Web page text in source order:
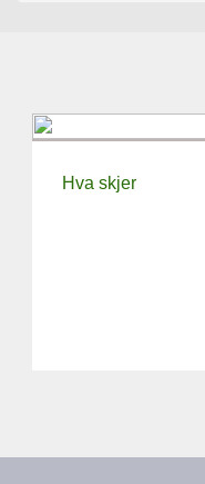
Hva skjer